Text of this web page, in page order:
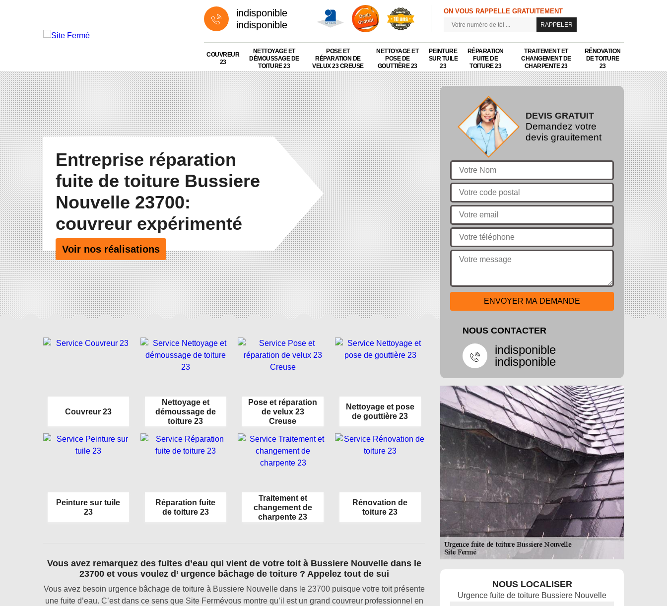
indisponible
indisponible
ON VOUS RAPPELLE GRATUITEMENT
COUVREUR
23
NETTOYAGE ET
DÉMOUSSAGE DE
TOITURE 23
POSE ET
RÉPARATION DE
VELUX 23 CREUSE
NETTOYAGE ET
POSE DE
GOUTTIÈRE 23
PEINTURE
SUR TUILE
23
RÉPARATION
FUITE DE
TOITURE 23
TRAITEMENT ET
CHANGEMENT DE
CHARPENTE 23
RÉNOVATION
DE TOITURE
23
Entreprise réparation
fuite de toiture Bussiere
Nouvelle 23700:
couvreur expérimenté
Voir nos réalisations
Couvreur 23
Nettoyage et
démoussage de
toiture 23
Pose et réparation
de velux 23
Creuse
Nettoyage et pose
de gouttière 23
Peinture sur tuile
23
Réparation fuite
de toiture 23
Traitement et
changement de
charpente 23
Rénovation de
toiture 23
Vous avez remarquez des fuites d’eau qui vient de votre toit à Bussiere Nouvelle dans le
23700 et vous voulez d’ urgence bâchage de toiture ? Appelez tout de sui
Vous avez besoin urgence bâchage de toiture à Bussiere Nouvelle dans le 23700 puisque votre toit présente
une fuite d’eau. C’est dans ce sens que Site Fermévous montre qu’il est un grand couvreur professionnel en
DEVIS GRATUIT
Demandez votre
devis grauitement
NOUS CONTACTER
indisponible
indisponible
NOUS LOCALISER
Urgence fuite de toiture Bussiere Nouvelle